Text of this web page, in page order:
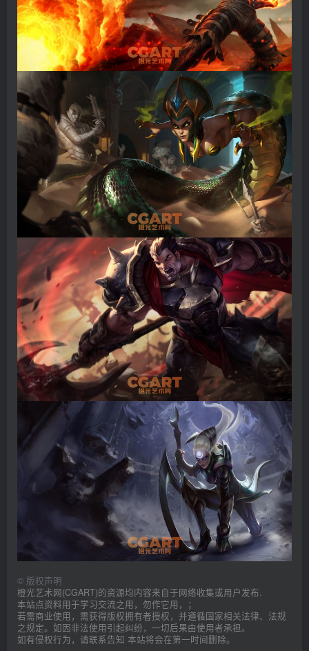
© 版权声明
橙光艺术网(CGART)的资源均内容来自于网络收集或用户发布.
本站点资料用于学习交流之用，勿作它用，；
若需商业使用，需获得版权拥有者授权，并遵循国家相关法律、法规
之规定。如因非法使用引起纠纷，一切后果由使用者承担。
如有侵权行为，请联系告知 本站将会在第一时间删除。